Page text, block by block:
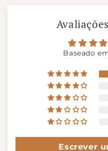
Baseado
Escrever